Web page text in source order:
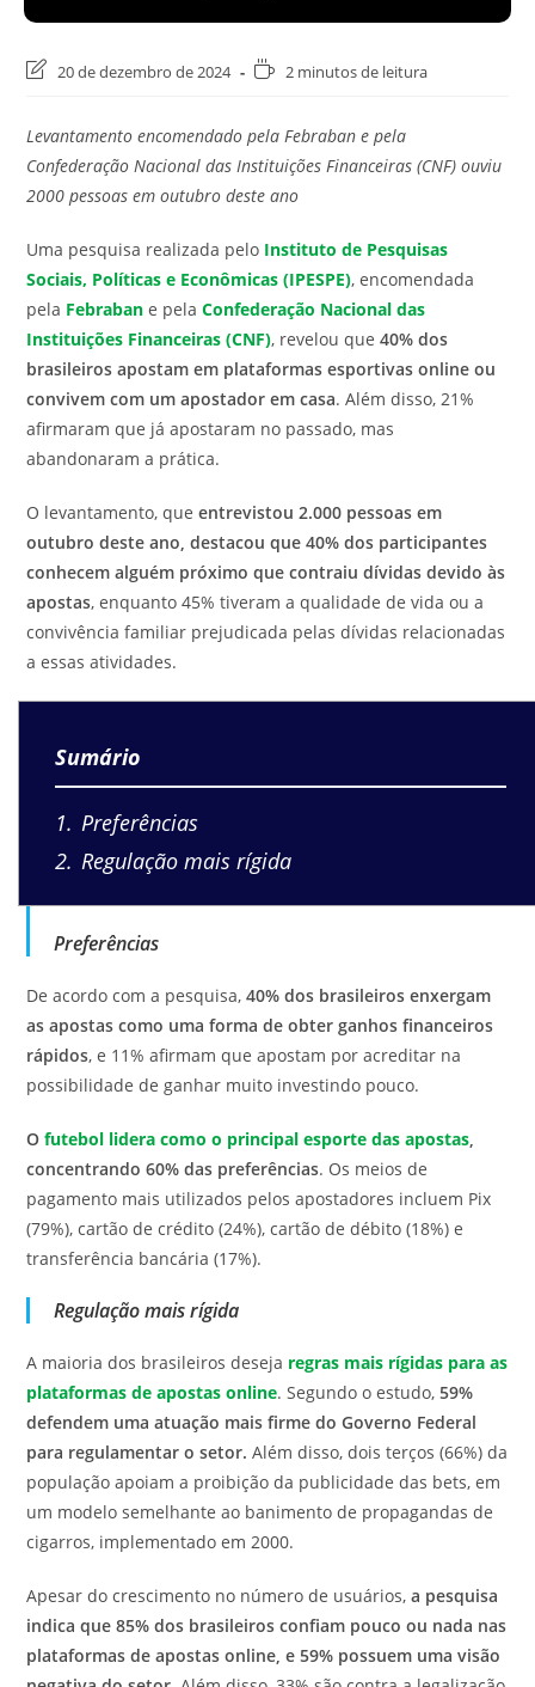
Última
post:
20 de dezembro de 2024
Tempo2 minutos de leitura
Levantamento encomendado pela Febraban e pela
Confederação Nacional das Instituições Financeiras (CNF) ouviu
2000 pessoas em outubro deste ano
Uma pesquisa realizada pelo Instituto de Pesquisas
Sociais, Políticas e Econômicas (IPESPE), encomendada
pela Febraban e pelaConfederação Nacional das
Instituições Financeiras (CNF), revelou que40% dos
brasileiros apostam em plataformas esportivas online ou
convivem com um apostador em casa. Além disso, 21%
afirmaram que já apostaram no passado, mas
abandonaram a prática.
O levantamento, queentrevistou 2.000 pessoas em
outubro deste ano, destacou que 40% dos participantes
conhecem alguém próximo que contraiu dívidas devido às
apostas, enquanto 45% tiveram a qualidade de vida ou a
convivência familiar prejudicada pelas dívidas relacionadas
a essas atividades.
Sumário
1 Preferências
2 Regulação mais rígida
Preferências
De acordo com a pesquisa,40% dos brasileiros enxergam
as apostas como uma forma de obter ganhos financeiros
rápidos, e 11% afirmam que apostam por acreditar na
possibilidade de ganhar muito investindo pouco.
Ofutebol lidera como o principal esporte das apostas
concentrando 60% das preferências. Os meios de
pagamento mais utilizados pelos apostadores incluem Pix
(79%), cartão de crédito (24%), cartão de débito (18%) e
transferência bancária (17%).
Regulação mais rígida
A maioria dos brasileiros deseja regras mais rígidas para as
plataformas de apostas online. Segundo o estudo,59%
defendem uma atuação mais firme do Governo Federal
para regulamentar o setor. Além disso, dois terços (66%) da
população apoiam a proibição da publicidade das bets, em
um modelo semelhante ao banimento de propagandas de
cigarros, implementado em 2000.
Apesar do crescimento no número de usuários, a pesquisa
indica que 85% dos brasileiros confiam pouco ou nada nas
plataformas de apostas online, e 59% possuem uma visão